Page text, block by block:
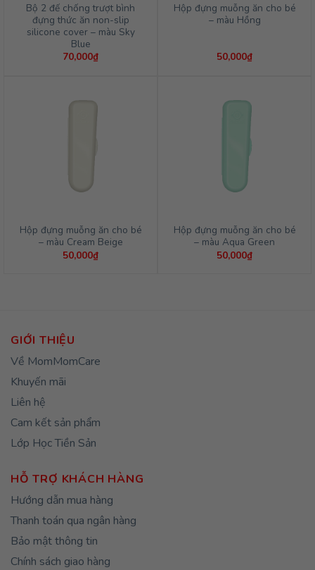
Bộ 2 đế chống trượt bình
đựng thức ăn non-slip
silicone cover – màu Sky
Blue
70,000₫
Hộp đựng muỗng ăn cho bé
– màu Hồng
50,000₫
Hộp đựng muỗng ăn cho bé
– màu Cream Beige
50,000₫
Hộp đựng muỗng ăn cho bé
– màu Aqua Green
50,000₫
GIỚI THIỆU
Về MomMomCare
Khuyến mãi
Liên hệ
Cam kết sản phẩm
Lớp Học Tiền Sản
HỖ TRỢ KHÁCH HÀNG
Hướng dẫn mua hàng
Thanh toán qua ngân hàng
Bảo mật thông tin
Chính sách giao hàng